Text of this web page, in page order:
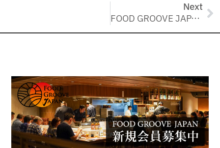
o
k
Next
FOOD GROOVE JAPANブログ